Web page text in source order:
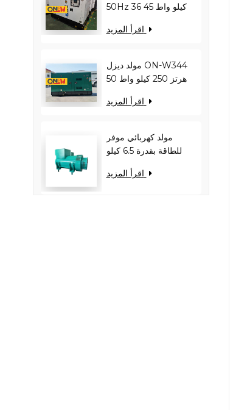
50Hz 36 كيلو واط 45
RICARDO
مولد ديزل ON-W344
50 هرتز 250 كيلو واط
RICARDO WT13B-
مولد كهربائي موفر
للطاقة بقدرة 6.5 كيلو
المحرك ويحسن كفاءة